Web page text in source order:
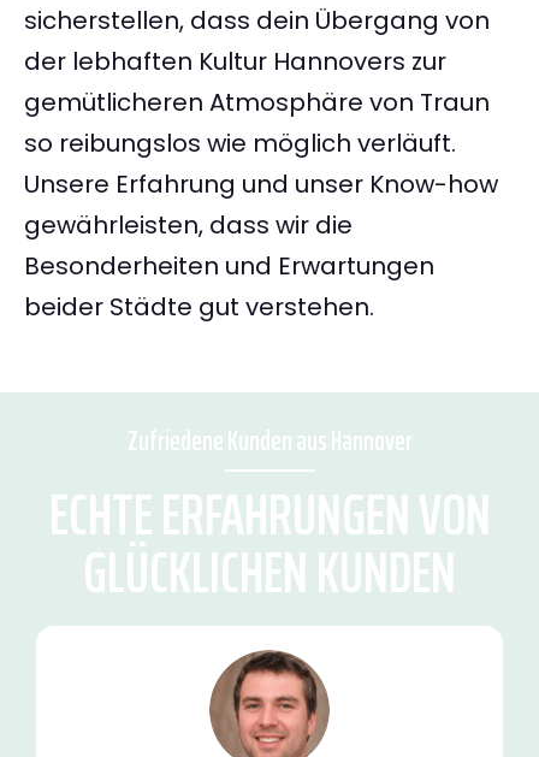
sicherstellen, dass dein Übergang von
der lebhaften Kultur Hannovers zur
gemütlicheren Atmosphäre von Traun
so reibungslos wie möglich verläuft.
Unsere Erfahrung und unser Know-how
gewährleisten, dass wir die
Besonderheiten und Erwartungen
beider Städte gut verstehen.
Zufriedene Kunden aus Hannover
ECHTE ERFAHRUNGEN VON
GLÜCKLICHEN KUNDEN